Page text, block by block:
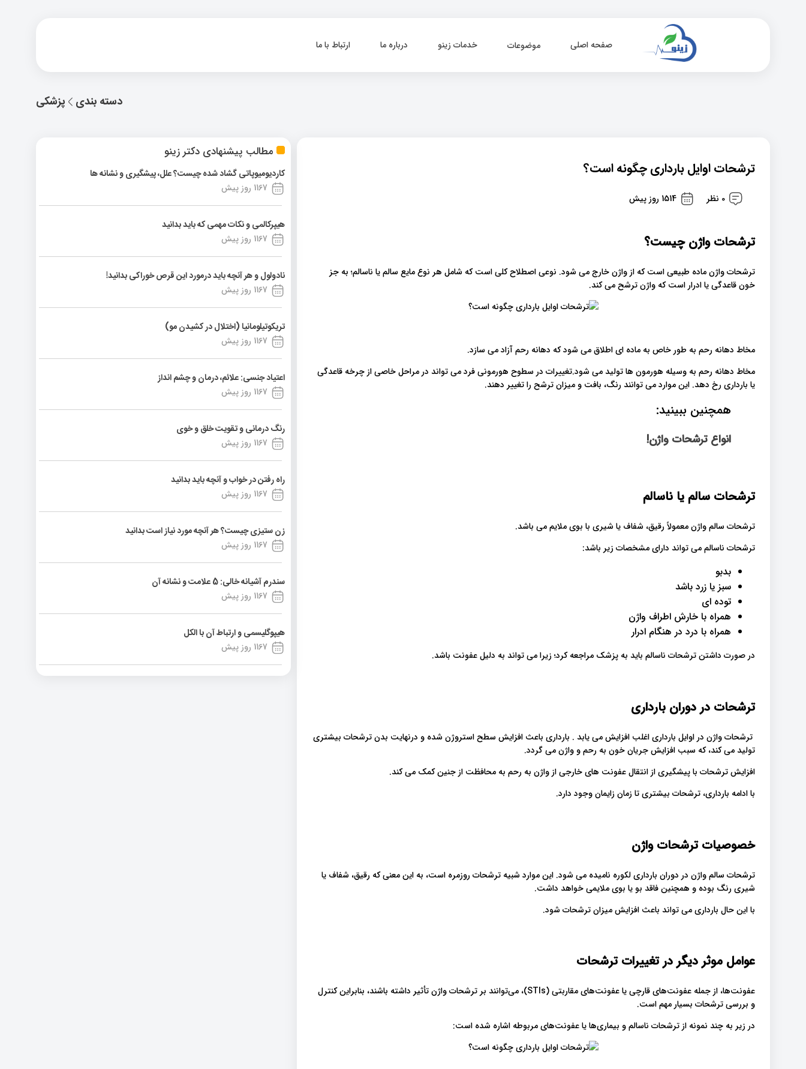
صفحه اصلی موضوعات خدمات زینو درباره ما ارتباط با ما
پزشکی دسته بندی
مطالب پیشنهادی دکتر زینو
کاردیومیوپاتی گشاد شده چیست؟ علل، پیشگیری و نشانه ها
1167 روز پیش
هیپرکالمی و نکات مهمی که باید بدانید
1167 روز پیش
نادولول و هر آنچه باید درمورد این قرص خوراکی بدانید!
1167 روز پیش
تریکوتیلومانیا (اختلال در کشیدن مو)
1167 روز پیش
اعتیاد جنسی: علائم، درمان و چشم انداز
1167 روز پیش
رنگ درمانی و تقویت خلق و خوی
1167 روز پیش
راه رفتن در خواب و آنچه باید بدانید
1167 روز پیش
زن ستیزی چیست؟ هر آنچه مورد نیاز است بدانید
1167 روز پیش
سندرم آشیانه خالی: 5 علامت و نشانه آن
1167 روز پیش
هیپوگلیسمی و ارتباط آن با الکل
1167 روز پیش
ترشحات اوایل بارداری چگونه است؟
0 نظر 1514 روز پیش
ترشحات واژن چیست؟
ترشحات واژن ماده طبیعی است که از واژن خارج می شود. نوعی اصطلاح کلی است که شامل هر نوع مایع سالم یا ناسالم؛ به جز
خون قاعدگی یا ادرار است که واژن ترشح می کند.
مخاط دهانه رحم به طور خاص به ماده ای اطلاق می شود که دهانه رحم آزاد می سازد.
مخاط دهانه رحم به وسیله هورمون ها تولید می شود.تغییرات در سطوح هورمونی فرد می تواند در مراحل خاصی از چرخه قاعدگی
یا بارداری رخ دهد. این موارد می توانند رنگ، بافت و میزان ترشح را تغییر دهند.
همچنین ببینید:
انواع ترشحات واژن!
ترشحات سالم یا ناسالم
ترشحات سالم واژن معمولاً رقیق، شفاف یا شیری با بوی ملایم می باشد.
ترشحات ناسالم می تواند دارای مشخصات زیر باشد:
بدبو
سبز یا زرد باشد
توده ای
همراه با خارش اطراف واژن
همراه با درد در هنگام ادرار
در صورت داشتن ترشحات ناسالم باید به پزشک مراجعه کرد؛ زیرا می تواند به دلیل عفونت باشد.
ترشحات در دوران بارداری
ترشحات واژن در اوایل بارداری اغلب افزایش می یابد . بارداری باعث افزایش سطح استروژن شده و درنهایت بدن ترشحات بیشتری
تولید می کند، که سبب افزایش جریان خون به رحم و واژن می گردد.
افزایش ترشحات با پیشگیری از انتقال عفونت های خارجی از واژن به رحم به محافظت از جنین کمک می کند.
با ادامه بارداری، ترشحات بیشتری تا زمان زایمان وجود دارد.
خصوصیات ترشحات واژن
ترشحات سالم واژن در دوران بارداری لکوره نامیده می شود. این موارد شبیه ترشحات روزمره است، به این معنی که رقیق، شفاف یا
شیری رنگ بوده و همچنین فاقد بو یا بوی ملایمی خواهد داشت.
با این حال بارداری می تواند باعث افزایش میزان ترشحات شود.
عوامل موثر دیگر در تغییرات ترشحات
عفونت‌ها، از جمله عفونت‌های قارچی یا عفونت‌های مقاربتی (STIs)، می‌توانند بر ترشحات واژن تأثیر داشته باشند، بنابراین کنترل
و بررسی ترشحات بسیار مهم است.
در زیر به چند نمونه از ترشحات ناسالم و بیماری‌ها یا عفونت‌های مربوطه اشاره شده است: